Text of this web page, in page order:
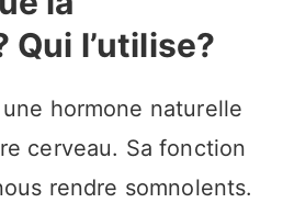
Qui l’utilise?
hormone naturelle
cerveau. Sa fonction
rendre somnolents.